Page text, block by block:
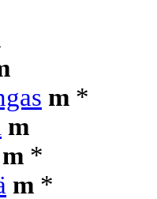
m *
m
m *
m *